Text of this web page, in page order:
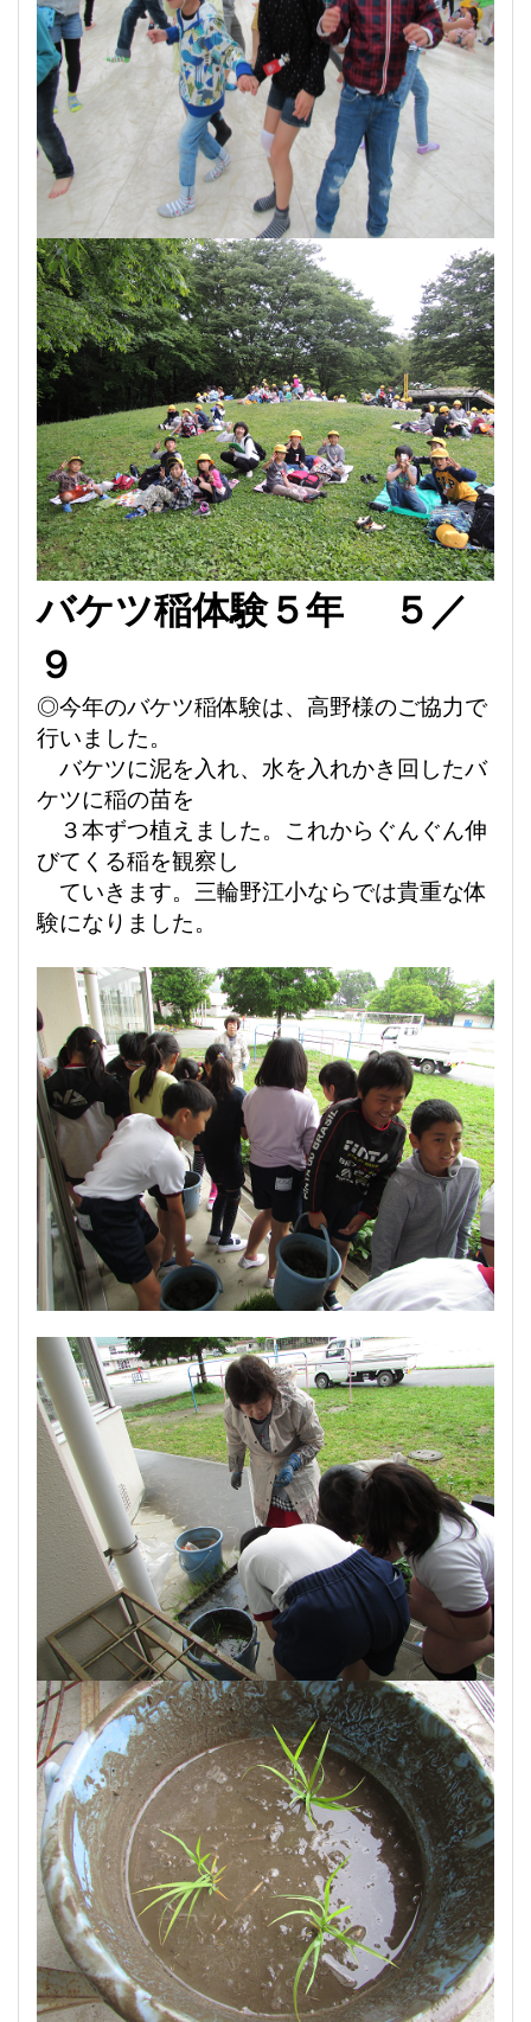
バケツ稲体験５年 ５／
９
◎今年のバケツ稲体験は、高野様のご協力で
行いました。
バケツに泥を入れ、水を入れかき回したバ
ケツに稲の苗を
３本ずつ植えました。これからぐんぐん伸
びてくる稲を観察し
ていきます。三輪野江小ならでは貴重な体
験になりました。